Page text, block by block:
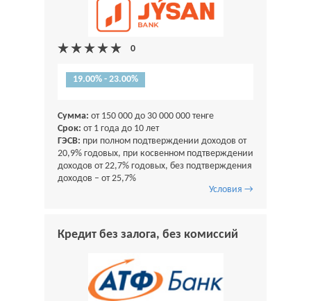
19.00% - 23.00%
Сумма: от 150 000 до 30 000 000 тенге
Срок: от 1 года до 10 лет
ГЭСВ: при полном подтверждении доходов от
20,9% годовых, при косвенном подтверждении
доходов от 22,7% годовых, без подтверждения
доходов – от 25,7%
Условия →
Кредит без залога, без комиссий